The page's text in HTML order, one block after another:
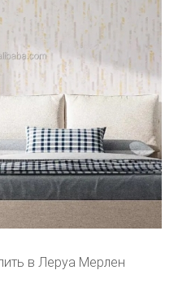
в Леруа Мерлен